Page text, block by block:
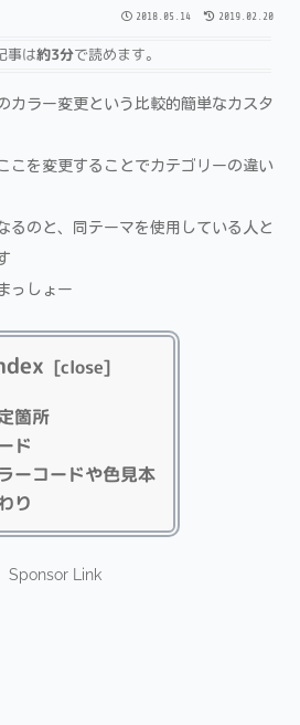
2018.05.14 2019.02.20
事は約3分で読めます。
カラー変更という比較的簡単なカスタ
こを変更することでカテゴリーの違い
るのと、同テーマを使用している人と
っしょー
箇所
ド
ーコードや色見本
り
Sponsor Link